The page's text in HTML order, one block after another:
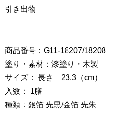
引き出物
商品番号：G11-18207/18208
塗り・素材：漆塗り・木製
サイズ： 長さ 23.3（cm）
入数： 1膳
種類：銀箔 先黒/金箔 先朱